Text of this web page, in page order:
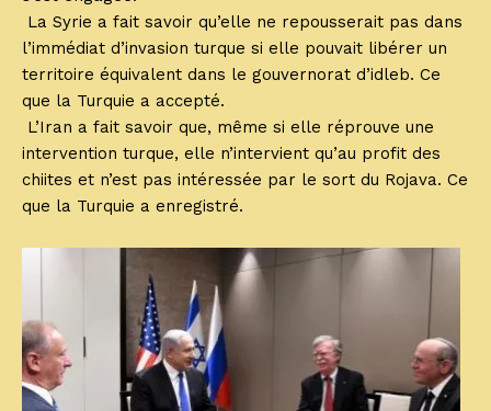
La Syrie a fait savoir qu’elle ne repousserait pas dans
l’immédiat d’invasion turque si elle pouvait libérer un
territoire équivalent dans le gouvernorat d’idleb. Ce
que la Turquie a accepté.
L’Iran a fait savoir que, même si elle réprouve une
intervention turque, elle n’intervient qu’au profit des
chiites et n’est pas intéressée par le sort du Rojava. Ce
que la Turquie a enregistré.